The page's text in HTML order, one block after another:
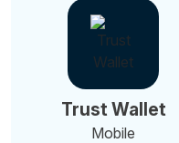
Trust Wallet
Mobile